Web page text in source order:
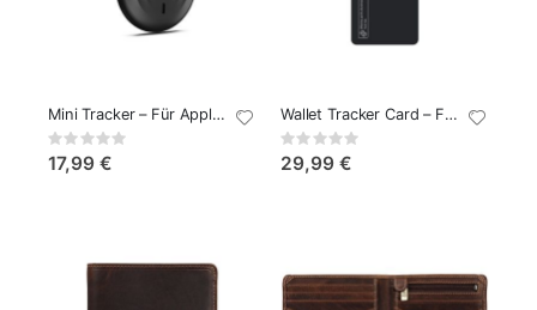
Mini Tracker – Für Apple & Android
Rating:
17,99 €
Wallet Tracker Card – Für Apple & Android
Rating:
29,99 €